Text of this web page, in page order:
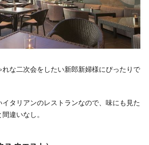
な二次会をしたい新郎新婦様にぴったりで
イタリアンのレストランなので、味にも見た
違いなし。